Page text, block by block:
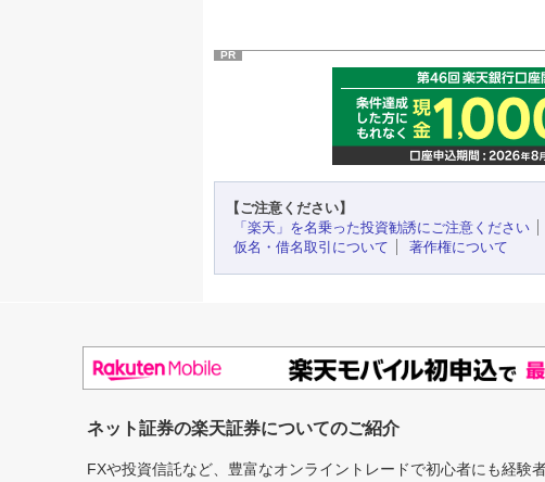
PR
【ご注意ください】
「楽天」を名乗った投資勧誘にご注意ください
仮名・借名取引について
著作権について
ネット証券の楽天証券についてのご紹介
FXや投資信託など、豊富なオンライントレードで初心者にも経